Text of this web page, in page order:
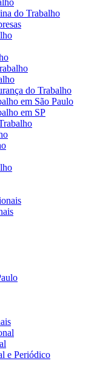
do Trabalho
do Trabalho
em São Paulo
em SP
e Periódico